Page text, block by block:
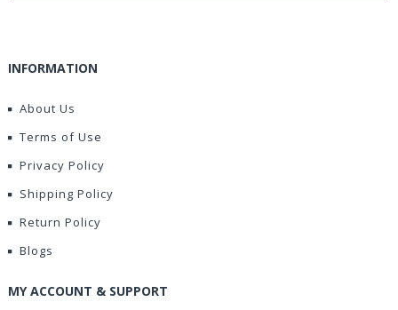
INFORMATION
About Us
Terms of Use
Privacy Policy
Shipping Policy
Return Policy
Blogs
MY ACCOUNT & SUPPORT